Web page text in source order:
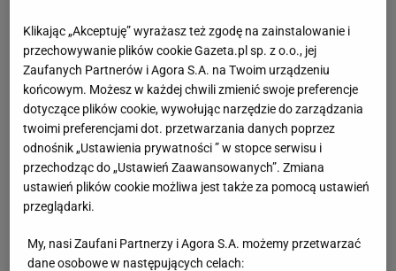
Klikając „Akceptuję” wyrażasz też zgodę na zainstalowanie i
przechowywanie plików cookie Gazeta.pl sp. z o.o., jej
Zaufanych Partnerów i Agora S.A. na Twoim urządzeniu
końcowym. Możesz w każdej chwili zmienić swoje preferencje
dotyczące plików cookie, wywołując narzędzie do zarządzania
twoimi preferencjami dot. przetwarzania danych poprzez
odnośnik „Ustawienia prywatności ” w stopce serwisu i
przechodząc do „Ustawień Zaawansowanych”. Zmiana
ustawień plików cookie możliwa jest także za pomocą ustawień
przeglądarki.
My, nasi Zaufani Partnerzy i Agora S.A. możemy przetwarzać
dane osobowe w następujących celach: